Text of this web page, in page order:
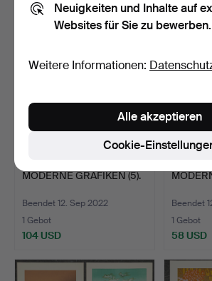
MODERNE GRAFIKEN (5).
Beendet 12. Sep 2022
1 Gebot
104 USD
Beendet
1 Gebot
58 USD
Neuigkeiten und Inhalte auf
Websites für Sie zu bewerben.
Weitere Informationen:
Cookie-
Alle akzeptieren